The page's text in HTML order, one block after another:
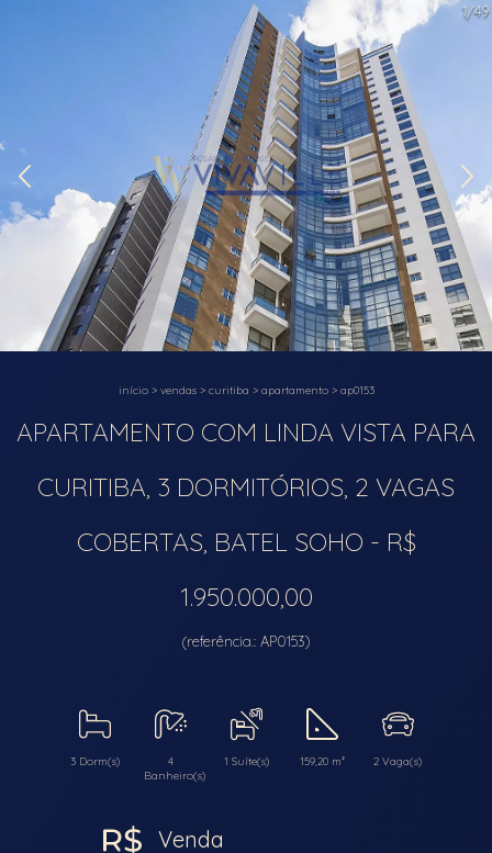
1/49
início> vendas> curitiba > apartamento> ap0153
APARTAMENTO COM LINDA VISTA PARA
CURITIBA, 3 DORMITÓRIOS, 2 VAGAS
COBERTAS, BATEL SOHO - R$
1.950.000,00
(referência.: AP0153)
3 Dorm(s)
4
Banheiro(s)
1 Suíte(s) 159,20 m² 2 Vaga(s)
Venda